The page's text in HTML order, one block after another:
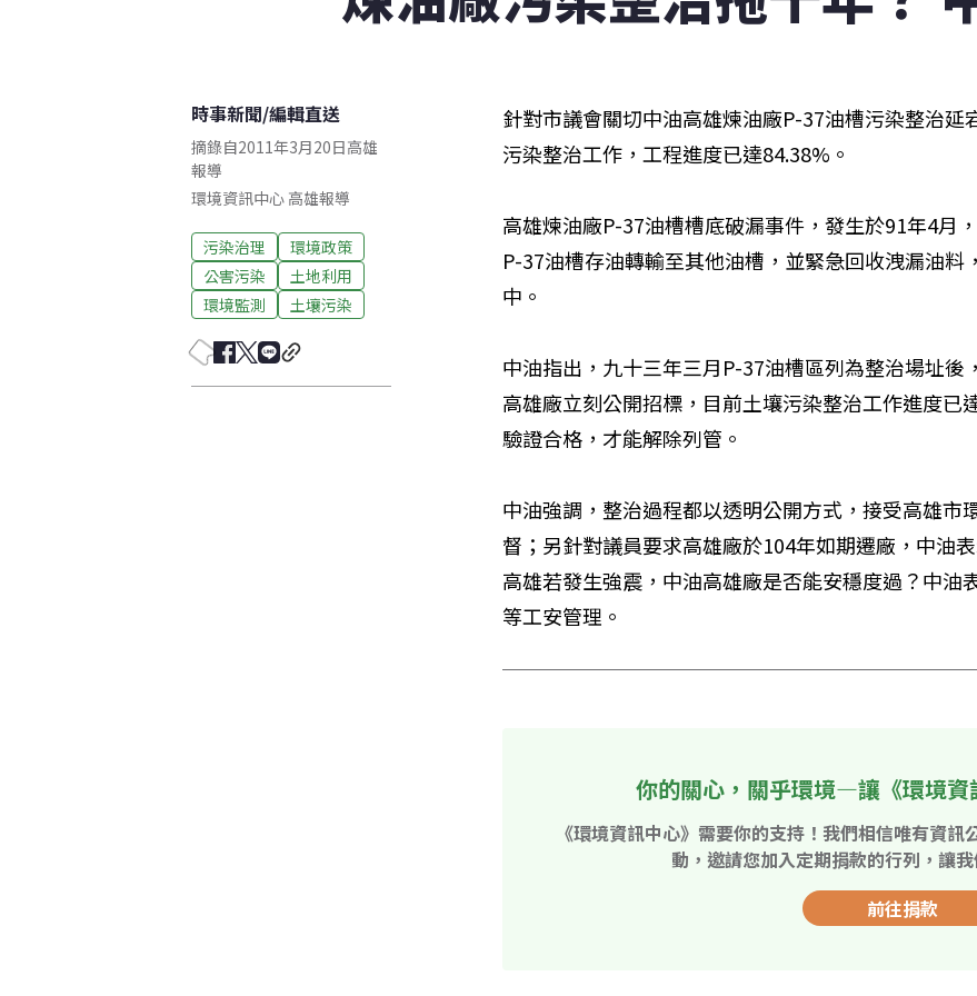
時事新聞/編輯直送
摘錄自2011年3月20日高雄
報導
環境資訊中心 高雄報導
污染治理
環境政策
公害污染
土地利用
環境監測
土壤污染
針對市議會關切中油高雄煉油廠P-37油槽污染整治
污染整治工作，工程進度已達84.38%。
高雄煉油廠P-37油槽槽底破漏事件，發生於91年4月
P-37油槽存油轉輸至其他油槽，並緊急回收洩漏油
中。
中油指出，九十三年三月P-37油槽區列為整治場址後
高雄廠立刻公開招標，目前土壤污染整治工作進度已
驗證合格，才能解除列管。
中油強調，整治過程都以透明公開方式，接受高雄市
督；另針對議員要求高雄廠於104年如期遷廠，中油
高雄若發生強震，中油高雄廠是否能安穩度過？中油
等工安管理。
你的關心，關乎環境—讓《環境資
《環境資訊中心》需要你的支持！我們相信唯有資
動，邀請您加入定期捐款的行列，讓
前往捐款